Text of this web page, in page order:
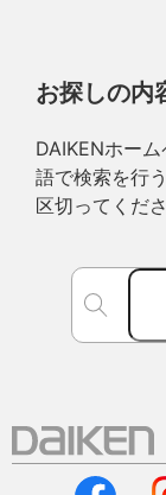
お探しの内
DAIKENホー
語で検索を行
区切ってくださ